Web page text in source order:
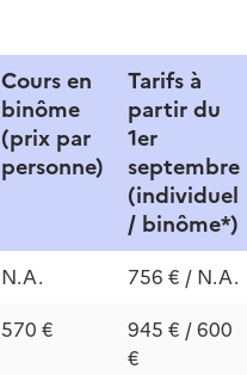
Cours en
binôme
(prix par
personne)
Tarifs à
partir du
1er
septembre
(individuel
/ binôme*)
N.A.
756 € / N.A.
570 €
945 € / 600
€